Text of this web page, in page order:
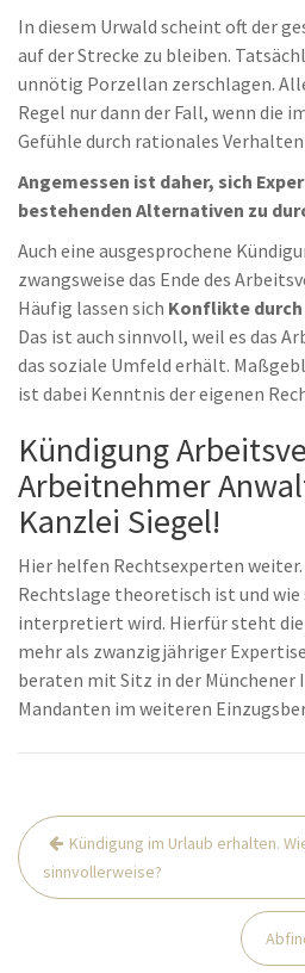
In diesem Urwald scheint oft der
auf der Strecke zu bleiben.
unnötig Porzellan zerschlagen.
Regel nur dann der Fall, wenn die
Gefühle durch rationales
Angemessen ist daher, sich
bestehenden Alternativen zu
Auch eine ausgesprochene
zwangsweise das Ende des
Häufig lassen sich Konflikte durch
Das ist auch sinnvoll, weil es das
das soziale Umfeld erhält.
ist dabei Kenntnis der eigenen
Kündigung
Arbeitnehmer
Kanzlei Siegel!
Hier helfen Rechtsexperten
Rechtslage theoretisch ist und wie
interpretiert wird. Hierfür steht
mehr als zwanzigjähriger
beraten mit Sitz in der Münchener
Mandanten im weiteren
Beitrags-
Navigation
Kündigung im Urlaub erhalten.
sinnvollerweise?